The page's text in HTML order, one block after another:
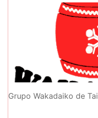
Grupo Wakadaiko de